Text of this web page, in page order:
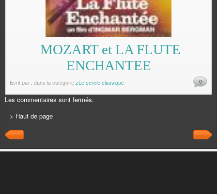
MOZART et LA FLUTE
ENCHANTEE
Écrit par dans la catégoriezLe cercle classique 0
Les commentaires sont fermés.
> Haut de page